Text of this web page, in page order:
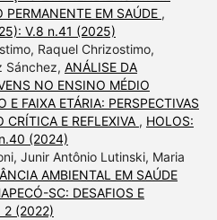
PERMANENTE EM SAÚDE ,
V.8 n.41 (2025)
Raquel Chrizostimo,
Sánchez, ANÁLISE DA
NO ENSINO MÉDIO
E FAIXA ETÁRIA: PERSPECTIVAS
CRÍTICA E REFLEXIVA , HOLOS:
(2024)
Junir Antônio Lutinski, Maria
AMBIENTAL EM SAÚDE
SC: DESAFIOS E
2 (2022)